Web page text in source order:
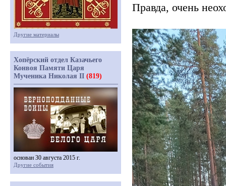
Правда, очень
Другие материалы
Хопёрский отдел Казачьего
Конвоя Памяти Царя
Мученика Николая II (819)
основан 30 августа 2015 г.
Другие события